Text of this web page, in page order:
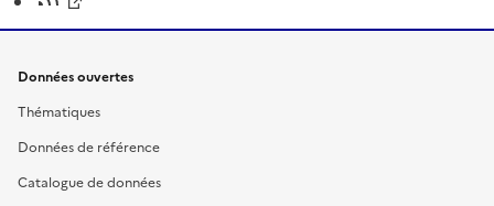
Données ouvertes
Thématiques
Données de référence
Catalogue de données